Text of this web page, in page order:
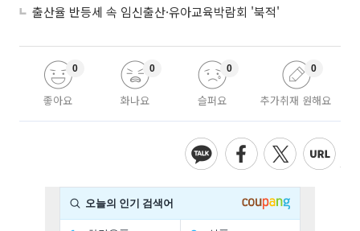
출산율 반등세 속 임신출산·유아교육박람회 '북적'
좋아요
0
화나요
0
슬퍼요
0
추가취재 원해요
0